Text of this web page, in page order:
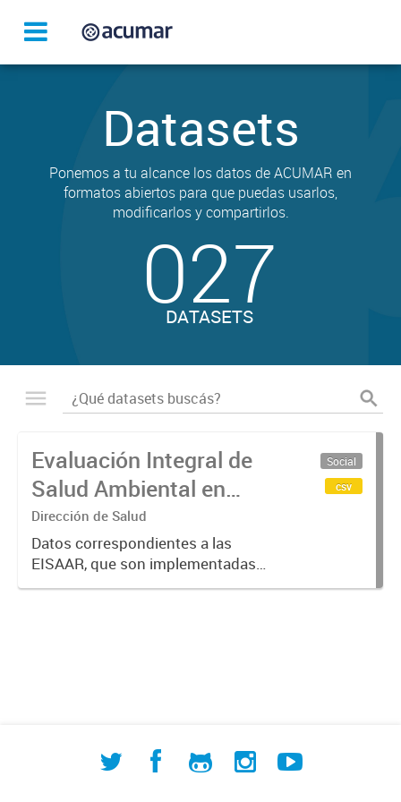
Datasets
Ponemos a tu alcance los datos de ACUMAR en
formatos abiertos para que puedas usarlos,
modificarlos y compartirlos.
027
DATASETS
Evaluación Integral de
Salud Ambiental en
Áreas de Riesgo
(EISAAR) en la Cuenca
Matanza Riachuelo
Dirección de Salud
Datos correspondientes a las
EISAAR, que son implementadas
desde 2016, buscando de forma
Social
csv